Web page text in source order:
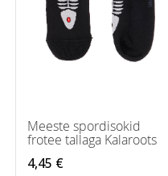
Meeste spordisokid
frotee tallaga Kalaroots
4,45 €